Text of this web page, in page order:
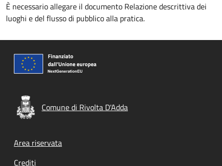
È necessario allegare il documento Relazione descrittiva dei
luoghi e del flusso di pubblico alla pratica.
Comune di Rivolta D'Adda
Footer menu
Area riservata
Crediti